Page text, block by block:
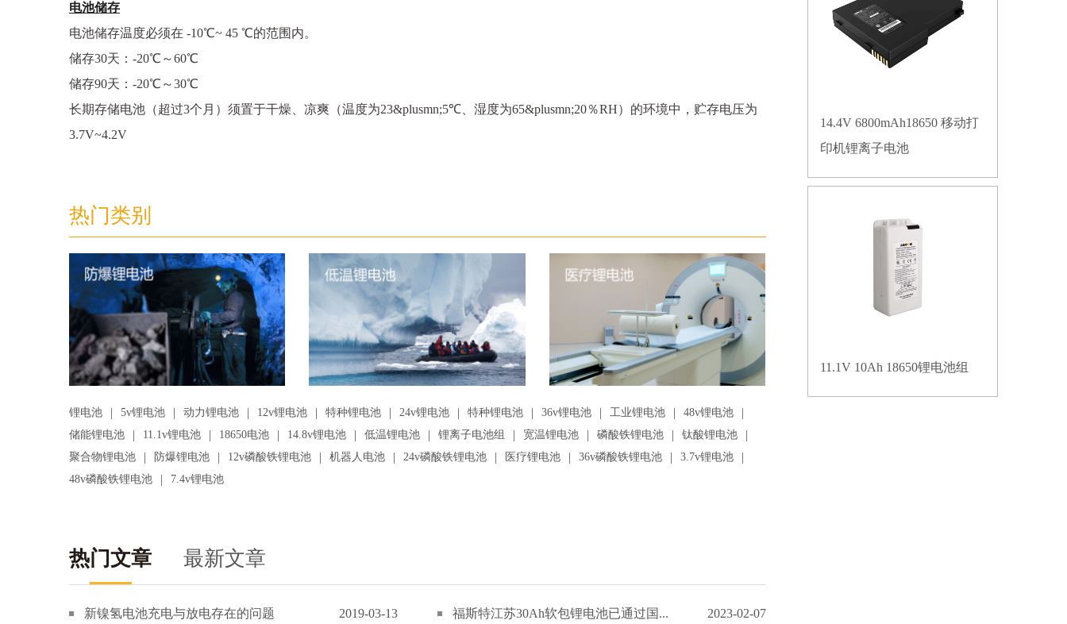
电池储存
电池储存温度必须在 -10℃~ 45 ℃的范围内。
储存30天：-20℃～60℃
储存90天：-20℃～30℃
长期存储电池（超过3个月）须置于干燥、凉爽（温度为23&plusmn;5℃、湿度为65&plusmn;20％RH）的环境中，贮存电压为
3.7V~4.2V
热门类别
锂电池 | 5v锂电池 | 动力锂电池 | 12v锂电池 | 特种锂电池 | 24v锂电池 | 特种锂电池 | 36v锂电池 | 工业锂电池 | 48v锂电池 |
储能锂电池 | 11.1v锂电池 | 18650电池 | 14.8v锂电池 | 低温锂电池 | 锂离子电池组 | 宽温锂电池 | 磷酸铁锂电池 | 钛酸锂电池 |
聚合物锂电池 | 防爆锂电池 | 12v磷酸铁锂电池 | 机器人电池 | 24v磷酸铁锂电池 | 医疗锂电池 | 36v磷酸铁锂电池 | 3.7v锂电池 |
48v磷酸铁锂电池 | 7.4v锂电池
热门文章 最新文章
新镍氢电池充电与放电存在的问题 2019-03-13 福斯特江苏30Ah软包锂电池已通过国... 2023-02-07
14.4V 6800mAh18650 移动打
印机锂离子电池
11.1V 10Ah 18650锂电池组